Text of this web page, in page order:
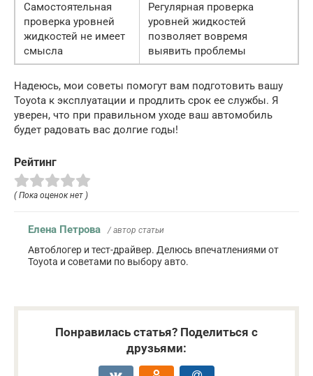
Самостоятельная
проверка уровней
жидкостей не имеет
смысла
Регулярная проверка
уровней жидкостей
позволяет вовремя
выявить проблемы
Надеюсь, мои советы помогут вам подготовить вашу
Toyota к эксплуатации и продлить срок ее службы. Я
уверен, что при правильном уходе ваш автомобиль
будет радовать вас долгие годы!
Рейтинг
( Пока оценок нет )
Елена Петрова / автор статьи
Автоблогер и тест-драйвер. Делюсь впечатлениями от
Toyota и советами по выбору авто.
Понравилась статья? Поделиться с
друзьями: